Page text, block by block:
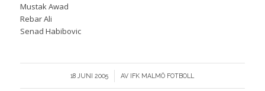
Mustak Awad
Rebar Ali
Senad Habibovic
18 JUNI 2005
/ AV IFK MALMÖ FOTBOLL